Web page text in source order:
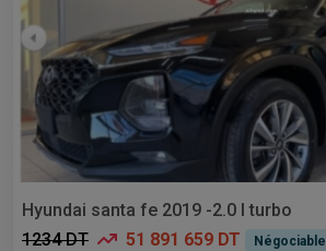
Hyundai santa fe 2019 -2.0 l turbo
1234 DT
51 891 659 DT Négociable